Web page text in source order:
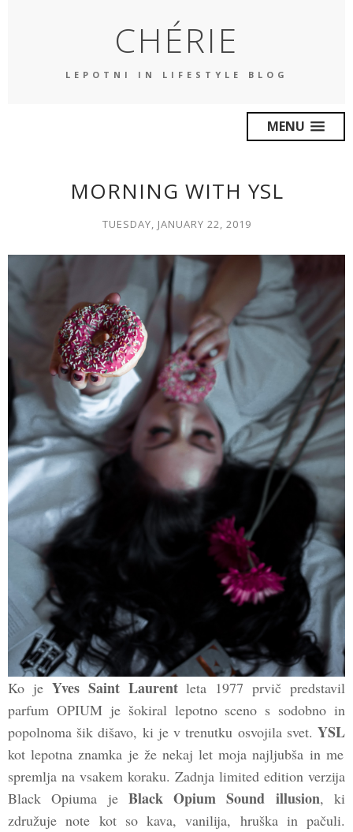
CHÉRIE
LEPOTNI IN LIFESTYLE BLOG
MENU
MORNING WITH YSL
TUESDAY, JANUARY 22, 2019
Ko je Yves Saint Laurentleta 1977 prvič predstavil
parfum OPIUM je šokiral lepotno sceno s sodobno in
popolnoma šik dišavo, ki je v trenutku osvojila svet. YSL
kot lepotna znamka je že nekaj let moja najljubša in me
spremlja na vsakem koraku. Zadnja limited edition verzija
Black Opiuma je Black Opium Sound illusion, ki
združuje note kot so kava, vanilija, hruška in pačuli.